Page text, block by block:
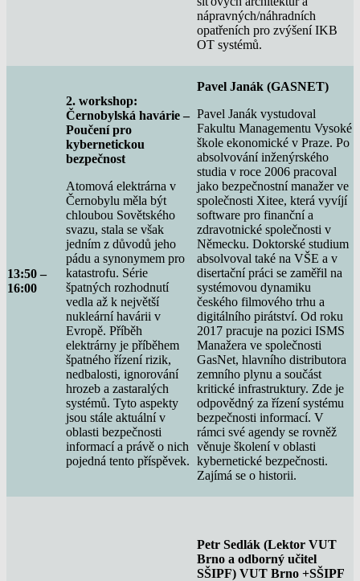
nápravných/náhradních
opatřeních pro zvýšení IKB
OT systémů.
13:50 –
16:00
2. workshop:
Černobylská havárie –
Poučení pro
kybernetickou
bezpečnost
Atomová elektrárna v
Černobylu měla být
chloubou Sovětského
svazu, stala se však
jedním z důvodů jeho
pádu a synonymem pro
katastrofu. Série
špatných rozhodnutí
vedla až k největší
nukleární havárii v
Evropě. Příběh
elektrárny je příběhem
špatného řízení rizik,
nedbalosti, ignorování
hrozeb a zastaralých
systémů. Tyto aspekty
jsou stále aktuální v
oblasti bezpečnosti
informací a právě o nich
pojedná tento příspěvek.
Pavel Janák (GASNET)
Pavel Janák vystudoval
Fakultu Managementu Vysoké
škole ekonomické v Praze. Po
absolvování inženýrského
studia v roce 2006 pracoval
jako bezpečnostní manažer ve
společnosti Xitee, která vyvíjí
software pro finanční a
zdravotnické společnosti v
Německu. Doktorské studium
absolvoval také na VŠE a v
disertační práci se zaměřil na
systémovou dynamiku
českého filmového trhu a
digitálního pirátství. Od roku
2017 pracuje na pozici ISMS
Manažera ve společnosti
GasNet, hlavního distributora
zemního plynu a součást
kritické infrastruktury. Zde je
odpovědný za řízení systému
bezpečnosti informací. V
rámci své agendy se rovněž
věnuje školení v oblasti
kybernetické bezpečnosti.
Zajímá se o historii.
Petr Sedlák (Lektor VUT
Brno a odborný učitel
SŠIPF) VUT Brno +SŠIPF